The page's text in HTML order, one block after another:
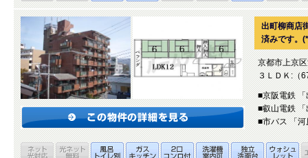
出町柳商店
済みです。
京都市上京
３ＬＤＫ:（
■京阪電鉄
■叡山電鉄
■市バス 「